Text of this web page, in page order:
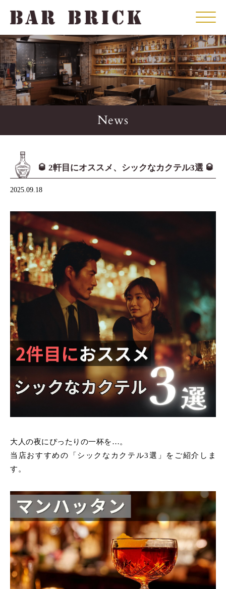
Click
News
🥃 2軒目にオススメ、シックなカクテル3選 🥃
2025.09.18
大人の夜にぴったりの一杯を…。
当店おすすめの「シックなカクテル3選」をご紹介しま
す。